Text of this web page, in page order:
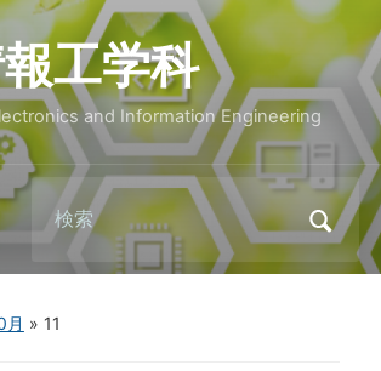
工学科
and Information Engineering
Search
for:
月 » 11